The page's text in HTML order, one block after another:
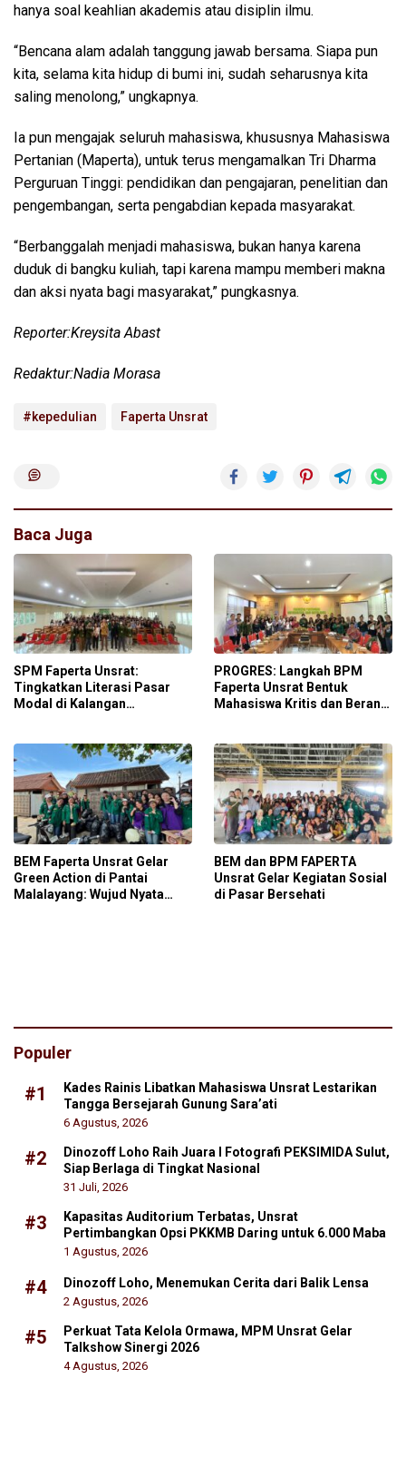
hanya soal keahlian akademis atau disiplin ilmu.
“Bencana alam adalah tanggung jawab bersama. Siapa pun
kita, selama kita hidup di bumi ini, sudah seharusnya kita
saling menolong,” ungkapnya.
Ia pun mengajak seluruh mahasiswa, khususnya Mahasiswa
Pertanian (Maperta), untuk terus mengamalkan Tri Dharma
Perguruan Tinggi: pendidikan dan pengajaran, penelitian dan
pengembangan, serta pengabdian kepada masyarakat.
“Berbanggalah menjadi mahasiswa, bukan hanya karena
duduk di bangku kuliah, tapi karena mampu memberi makna
dan aksi nyata bagi masyarakat,” pungkasnya.
Reporter:Kreysita Abast
Redaktur:Nadia Morasa
#kepedulian Faperta Unsrat
Baca Juga
SPM Faperta Unsrat:
Tingkatkan Literasi Pasar
Modal di Kalangan
PROGRES: Langkah BPM
Faperta Unsrat Bentuk
Mahasiswa Kritis dan Berani
BEM Faperta Unsrat Gelar
Green Action di Pantai
Malalayang: Wujud Nyata
BEM dan BPM FAPERTA
Unsrat Gelar Kegiatan Sosial
di Pasar Bersehati
Populer
#1
Kades Rainis Libatkan Mahasiswa Unsrat Lestarikan
Tangga Bersejarah Gunung Sara’ati
6 Agustus, 2026
#2
Dinozoff Loho Raih Juara I Fotografi PEKSIMIDA Sulut,
Siap Berlaga di Tingkat Nasional
31 Juli, 2026
#3
Kapasitas Auditorium Terbatas, Unsrat
Pertimbangkan Opsi PKKMB Daring untuk 6.000 Maba
1 Agustus, 2026
#4 Dinozoff Loho, Menemukan Cerita dari Balik Lensa
2 Agustus, 2026
#5
Perkuat Tata Kelola Ormawa, MPM Unsrat Gelar
Talkshow Sinergi 2026
4 Agustus, 2026